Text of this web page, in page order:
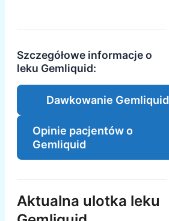
Szczegółowe informacje o
leku Gemliquid:
Dawkowanie Gemliquid
Opinie pacjentów o
Gemliquid
Aktualna ulotka leku